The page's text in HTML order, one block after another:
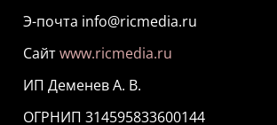
Э-почта info@ricmedia.ru
Сайтwww.ricmedia.ru
ИП Деменев А. В.
ОГРНИП 314595833600144